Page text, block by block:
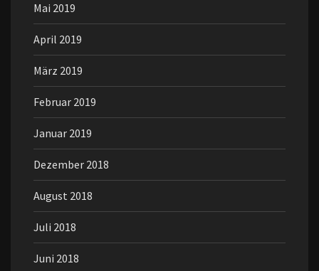
Mai 2019
April 2019
März 2019
Februar 2019
Januar 2019
Dezember 2018
August 2018
Juli 2018
Juni 2018